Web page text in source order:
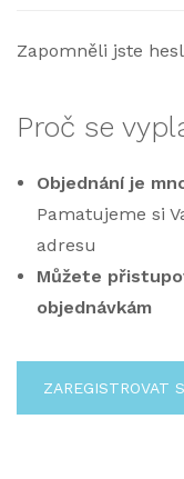
Zapomněli jste
Proč se
Objednání je
Pamatujeme si
adresu
Můžete
objednávkám
ZAREGISTROVAT